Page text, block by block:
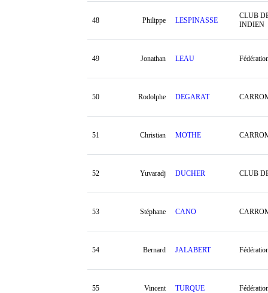
48 Philippe LESPINASSE
CLUB
INDIEN
49 Jonathan LEAU
50 Rodolphe DEGARAT
51 Christian MOTHE
52 Yuvaradj DUCHER CLUB
53 Stéphane CANO
54 Bernard JALABERT
55 Vincent TURQUE